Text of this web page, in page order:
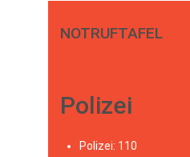
NOTRUFTAFEL
Polizei
Polizei: 110